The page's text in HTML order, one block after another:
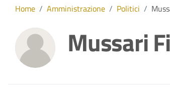
Home / Amministrazione / Politici /
Mussari